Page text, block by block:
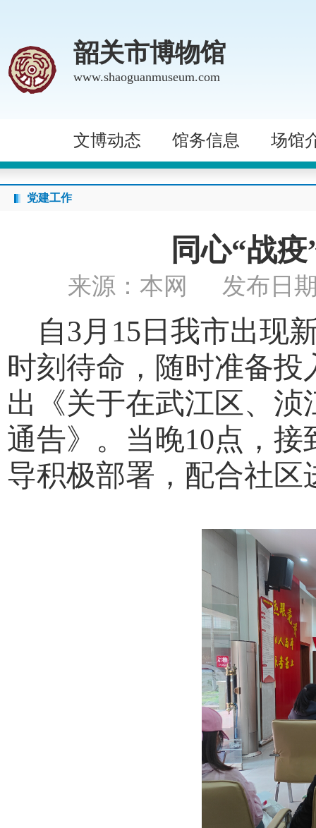
韶关市博物馆
www.shaoguanmuseum.com
文博动态 馆务信息 场馆
党建工作
同心“战
来源：本网 发布日
自3月15日我市出现
时刻待命， 随时准备投
出《关于在武江区、
通告》。当晚10点，
导积极部署，配合社区